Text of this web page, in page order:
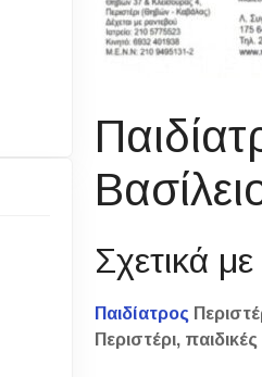
Σχετικά
Παιδίατρος
Περιστέρι,